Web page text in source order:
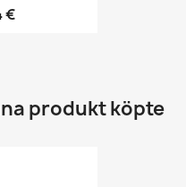
€
produkt köpte